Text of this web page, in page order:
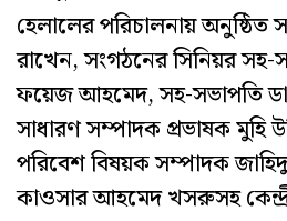
হেলালের পরিচালনায়
রাখেন, সংগঠনের সিনিয়র সহ-
ফয়েজ আহমেদ, সহ-সভাপতি
সাধারণ সম্পাদক প্রভাষক মুহি
পরিবেশ বিষয়ক সম্পাদক
কাওসার আহমেদ খসরুসহ